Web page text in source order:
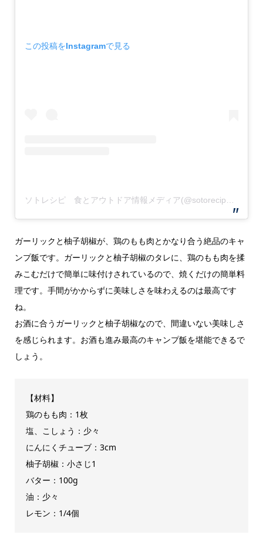
この投稿をInstagramで見る
ガーリックと柚子胡椒が、鶏のもも肉とかなり合う絶品のキャ
ンプ飯です。ガーリックと柚子胡椒のタレに、鶏のもも肉を揉
みこむだけで簡単に味付けされているので、焼くだけの簡単料
理です。手間がかからずに美味しさを味わえるのは最高です
ね。
お酒に合うガーリックと柚子胡椒なので、間違いない美味しさ
を感じられます。お酒も進み最高のキャンプ飯を堪能できるで
しょう。
【材料】
鶏のもも肉：1枚
塩、こしょう：少々
にんにくチューブ：3cm
柚子胡椒：小さじ1
バター：100g
油：少々
レモン：1/4個